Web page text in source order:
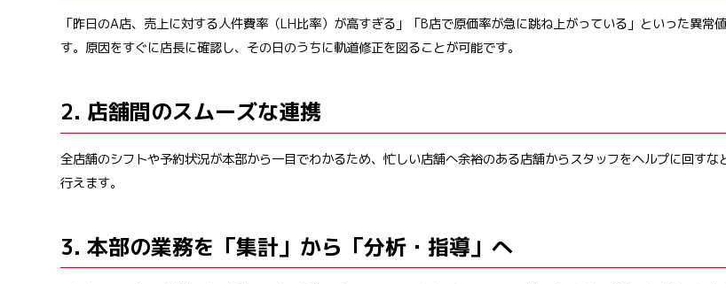
「昨日のA店、売上に対する人件費率（LH比率）が高すぎる」「B店で原価率が急に跳ね上がっている」といった異常
す。原因をすぐに店長に確認し、その日のうちに軌道修正を図ることが可能です。
2. 店舗間のスムーズな連携
全店舗のシフトや予約状況が本部から一目でわかるため、忙しい店舗へ余裕のある店舗からスタッフをヘルプに回す
行えます。
3. 本部の業務を「集計」から「分析・指導」へ